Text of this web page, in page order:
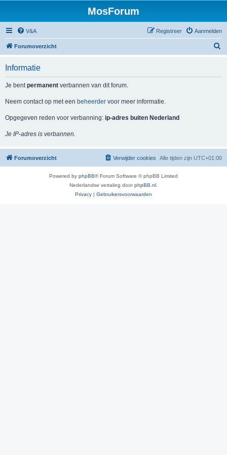
MosForum
V&A Aanmelden
Registreer
Forumoverzicht
Informatie
Je bentpermanent verbannen van dit forum.
Neem contact op met een beheerder voor meer informatie.
Opgegeven reden voor verbanning: ip-adres buiten Nederland
Je IP-adres is verbannen.
Forumoverzicht Alle tijden zijn UTC+01:00
Verwijder cookies
Powered by phpBB® Forum Software © phpBB Limited
Nederlandse vertaling doorphpBB.nl
Privacy | Gebruikersvoorwaarden